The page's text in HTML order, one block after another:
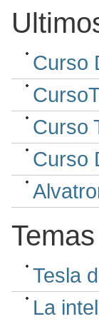
Curso
Curso
Curso
Tesla
La